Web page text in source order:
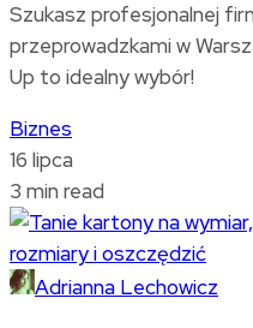
Szukasz profesjonalnej
przeprowadzkami w
Up to idealny wybór!
Biznes
16 lipca
3 min read
Adrianna Lechowicz